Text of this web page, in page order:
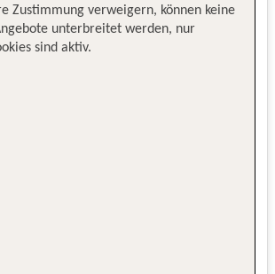
Zustimmung verweigern, können keine
unterbreitet werden, nur
sind aktiv.